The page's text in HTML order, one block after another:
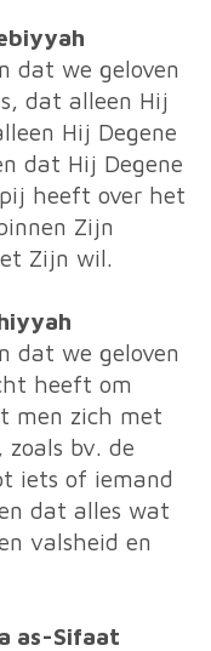
dat we geloven
dat alleen Hij
Hij Degene
dat Hij Degene
heeft over het
Zijn
Zijn wil.
dat we geloven
heeft om
men zich met
zoals bv. de
iets of iemand
dat alles wat
valsheid en
as-Sifaat